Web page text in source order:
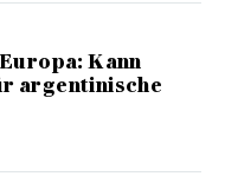
Kann
argentinische